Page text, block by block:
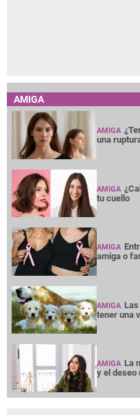
AMIGA
AMIGA
una
AMIGA
tu cuello
AMIGA
amiga o
AMIGA
tener una
AMIGA La
y el deseo